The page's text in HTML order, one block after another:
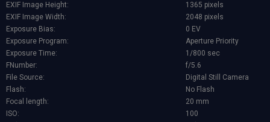
EXIF Image Height:
1365 pixels
EXIF Image Width:
2048 pixels
Exposure Bias:
0 EV
Exposure Program:
Aperture Priority
Exposure Time:
1/800 sec
FNumber:
f/5.6
File Source:
Digital Still Camera
Flash:
No Flash
Focal length:
20 mm
ISO:
100